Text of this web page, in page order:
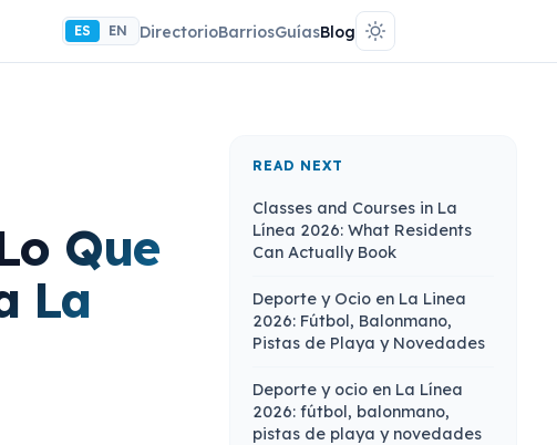
ES EN DirectorioBarriosGuíasBlog
Que
La
READ NEXT
Classes and Courses in La
Línea 2026: What Residents
Can Actually Book
Deporte y Ocio en La Linea
2026: Fútbol, Balonmano,
Pistas de Playa y Novedades
Deporte y ocio en La Línea
2026: fútbol, balonmano,
pistas de playa y novedades